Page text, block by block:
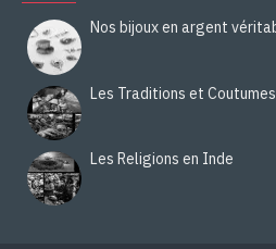
Nos bijoux en argent
Les Traditions et
Les Religions en Inde